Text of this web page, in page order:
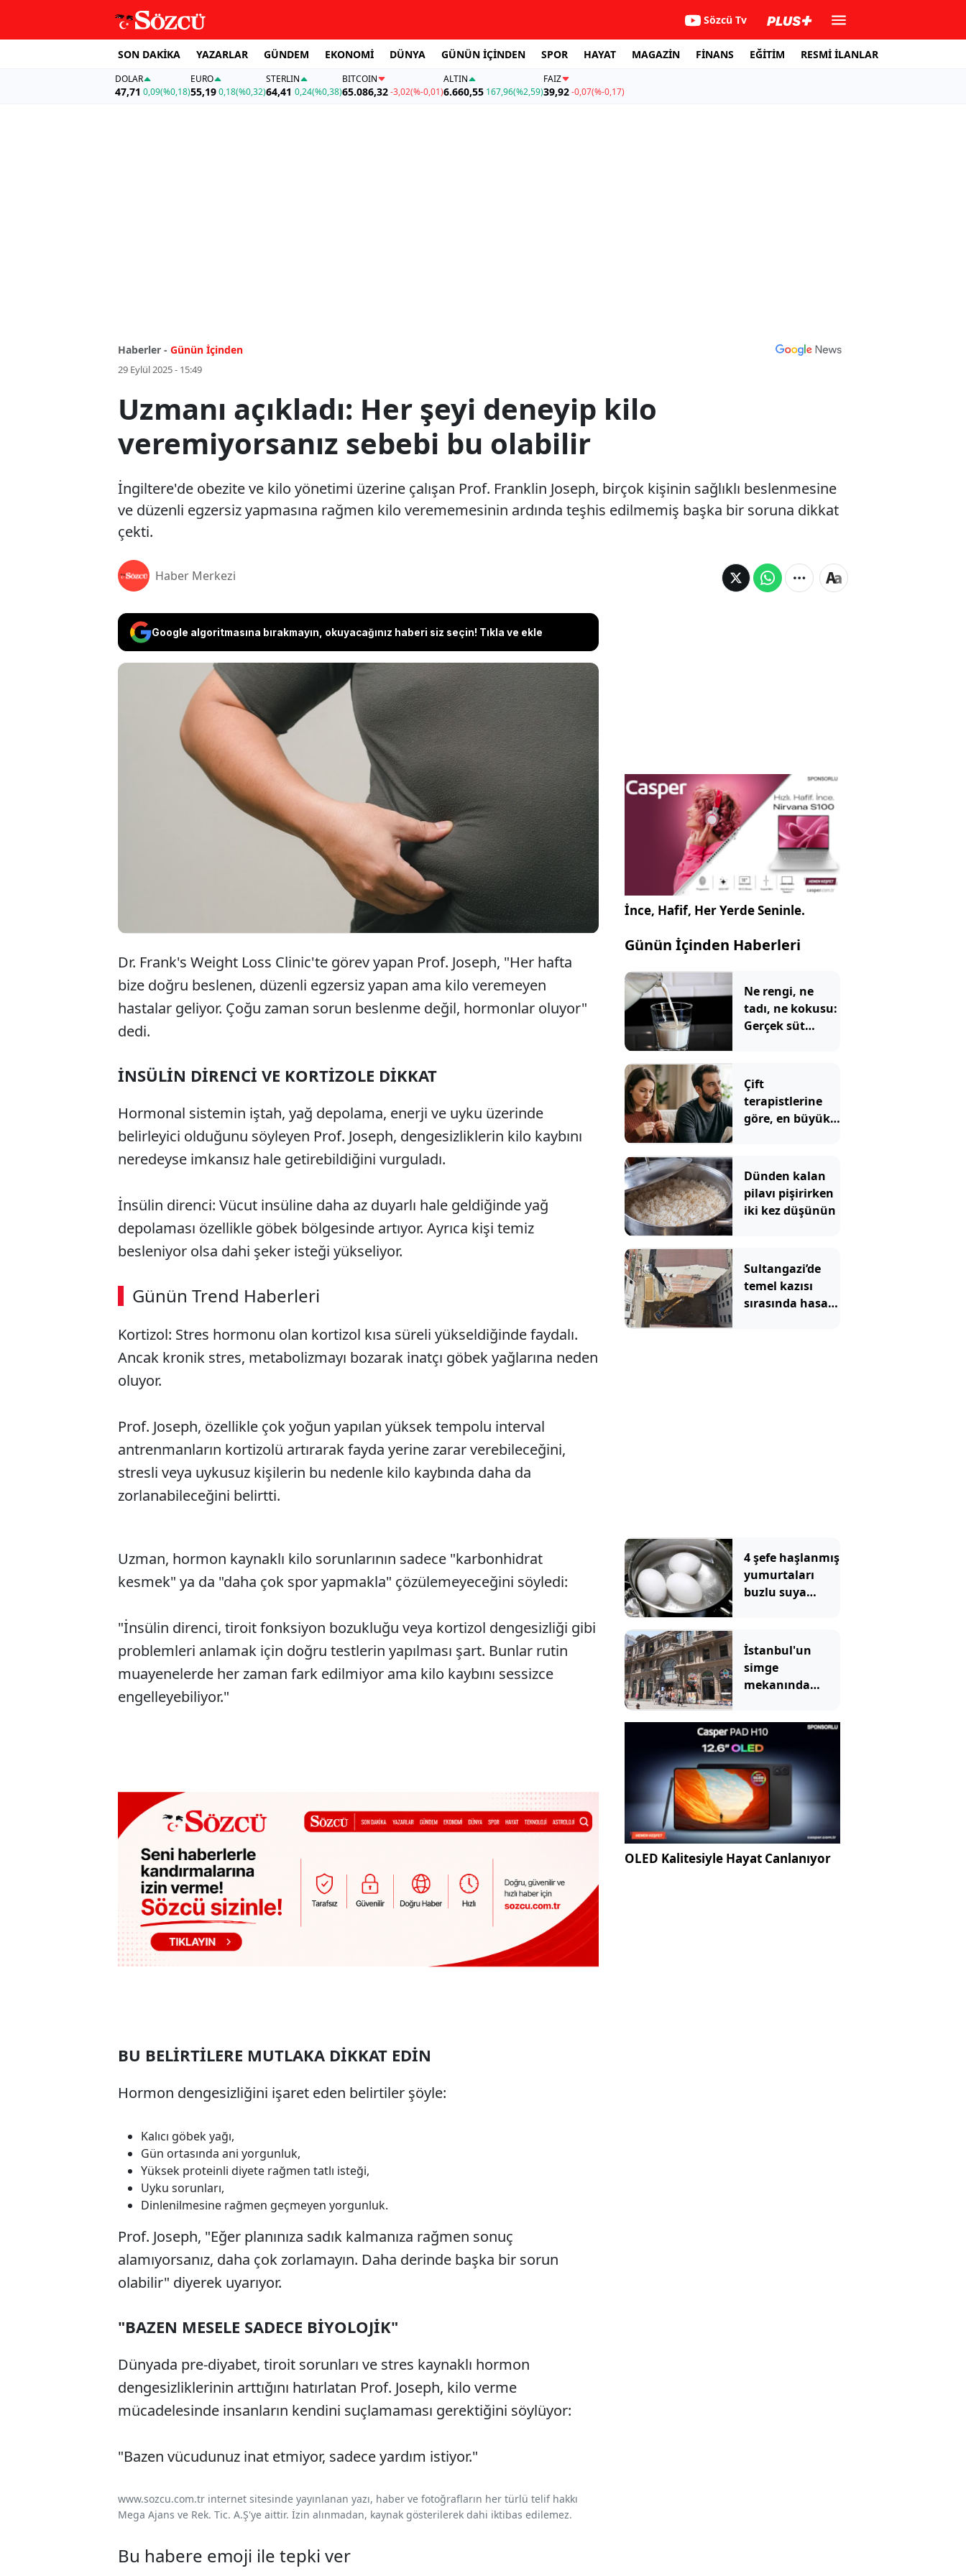
Sözcü Tv
SON DAKİKA YAZARLAR GÜNDEM EKONOMİ DÜNYA GÜNÜN İÇİNDEN SPOR HAYAT MAGAZİN FİNANS EĞİTİM RESMİ İLANLAR
DOLAR
47,71 0,09(%0,18)
EURO
55,19 0,18(%0,32)
STERLIN
64,41 0,24(%0,38)
BITCOIN
65.086,32-3,02(%-0,01)
ALTIN
6.660,55 167,96(%2,59)
FAİZ
39,92-0,07(%-0,17)
Haberler - Günün İçinden
29 Eylül 2025 - 15:49
Uzmanı açıkladı: Her şeyi deneyip kilo
veremiyorsanız sebebi bu olabilir
İngiltere'de obezite ve kilo yönetimi üzerine çalışan Prof. Franklin Joseph, birçok kişinin sağlıklı beslenmesine
ve düzenli egzersiz yapmasına rağmen kilo verememesinin ardında teşhis edilmemiş başka bir soruna dikkat
çekti.
Haber Merkezi
Google algoritmasına bırakmayın, okuyacağınız haberi siz seçin! Tıkla ve ekle
İngiltere'de obezite ve kilo yönetimi üzerine çalışan Prof.
Franklin Joseph, birçok kişinin sağlıklı beslenmesine ve düzenli
egzersiz yapmasına rağmen kilo verememesinin ardında teşhis
edilmemiş başka bir soruna dikkat çekti.
Dr. Frank's Weight Loss Clinic'te görev yapan Prof. Joseph, "Her hafta
bize doğru beslenen, düzenli egzersiz yapan ama kilo veremeyen
hastalar geliyor. Çoğu zaman sorun beslenme değil, hormonlar oluyor"
dedi.
İNSÜLİN DİRENCİ VE KORTİZOLE DİKKAT
Hormonal sistemin iştah, yağ depolama, enerji ve uyku üzerinde
belirleyici olduğunu söyleyen Prof. Joseph, dengesizliklerin kilo kaybını
neredeyse imkansız hale getirebildiğini vurguladı.
İnsülin direnci: Vücut insüline daha az duyarlı hale geldiğinde yağ
depolaması özellikle göbek bölgesinde artıyor. Ayrıca kişi temiz
besleniyor olsa dahi şeker isteği yükseliyor.
Günün Trend Haberleri
Kortizol: Stres hormonu olan kortizol kısa süreli yükseldiğinde faydalı.
Ancak kronik stres, metabolizmayı bozarak inatçı göbek yağlarına neden
oluyor.
Prof. Joseph, özellikle çok yoğun yapılan yüksek tempolu interval
antrenmanların kortizolü artırarak fayda yerine zarar verebileceğini,
stresli veya uykusuz kişilerin bu nedenle kilo kaybında daha da
zorlanabileceğini belirtti.
Uzman, hormon kaynaklı kilo sorunlarının sadece "karbonhidrat
kesmek" ya da "daha çok spor yapmakla" çözülemeyeceğini söyledi:
"İnsülin direnci, tiroit fonksiyon bozukluğu veya kortizol dengesizliği gibi
problemleri anlamak için doğru testlerin yapılması şart. Bunlar rutin
muayenelerde her zaman fark edilmiyor ama kilo kaybını sessizce
engelleyebiliyor."
BU BELİRTİLERE MUTLAKA DİKKAT EDİN
Hormon dengesizliğini işaret eden belirtiler şöyle:
Kalıcı göbek yağı,
Gün ortasında ani yorgunluk,
Yüksek proteinli diyete rağmen tatlı isteği,
Uyku sorunları,
Dinlenilmesine rağmen geçmeyen yorgunluk.
Prof. Joseph, "Eğer planınıza sadık kalmanıza rağmen sonuç
alamıyorsanız, daha çok zorlamayın. Daha derinde başka bir sorun
olabilir" diyerek uyarıyor.
"BAZEN MESELE SADECE BİYOLOJİK"
Dünyada pre-diyabet, tiroit sorunları ve stres kaynaklı hormon
dengesizliklerinin arttığını hatırlatan Prof. Joseph, kilo verme
mücadelesinde insanların kendini suçlamaması gerektiğini söylüyor:
"Bazen vücudunuz inat etmiyor, sadece yardım istiyor."
www.sozcu.com.tr internet sitesinde yayınlanan yazı, haber ve fotoğrafların her türlü telif hakkı
Mega Ajans ve Rek. Tic. A.Ş'ye aittir. İzin alınmadan, kaynak gösterilerek dahi iktibas edilemez.
Bu habere emoji ile tepki ver
İnce, Hafif, Her Yerde Seninle.
Günün İçinden Haberleri
Ne rengi, ne
tadı, ne kokusu:
Gerçek süt
Çift
terapistlerine
göre, en büyük
karşılaştığı 5
ilişki sorunu
Dünden kalan
pilavı pişirirken
iki kez düşünün
Sultangazi’de
temel kazısı
sırasında hasar
4 şefe haşlanmış
yumurtaları
buzlu suya
olmadığı
soruldu, hepsi
aynı şeyi söyledi
İstanbul'un
simge
mekanında
yaratan
görüntü
OLED Kalitesiyle Hayat Canlanıyor